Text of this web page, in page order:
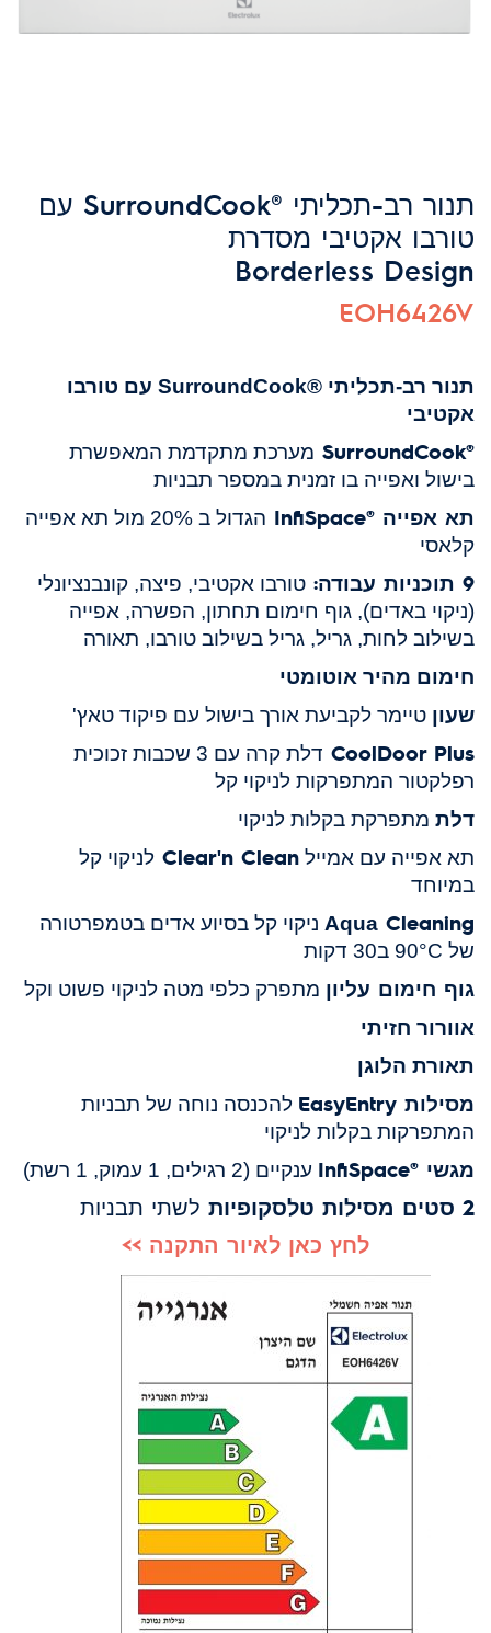
תנור רב-תכליתי ®SurroundCook עם
טורבו אקטיבי מסדרת
Borderless Design
EOH6426V
תנור רב-תכליתי ®SurroundCook
עם טורבו
אקטיבי
®SurroundCook מערכת מתקדמת המאפשרת
בישול ואפייה בו זמנית במספר תבניות
תא אפייה ®InfiSpace
הגדול ב 20% מול תא אפייה
קלאסי
9 תוכניות עבודה:
טורבו אקטיבי, פיצה, קונבנציונלי
(ניקוי באדים), גוף חימום תחתון, הפשרה, אפייה
בשילוב לחות, גריל, גריל בשילוב טורבו, תאורה
חימום מהיר אוטומטי
שעון טיימר לקביעת אורך בישול עם פיקוד טאץ'
CoolDoor Plus
דלת קרה עם 3 שכבות זכוכית
רפלקטור המתפרקות לניקוי קל
דלת מתפרקת בקלות לניקוי
תא אפייה עם אמייל
Clear'n Clean
לניקוי קל
במיוחד
Aqua Cleaning
ניקוי קל בסיוע אדים בטמפרטורה
של
90°C ב30 דקות
גוף חימום עליון מתפרק כלפי מטה לניקוי פשוט וקל
אוורור חזיתי
תאורת הלוגן
מסילות EasyEntry
להכנסה נוחה של תבניות
המתפרקות בקלות לניקוי
מגשי ®InfiSpace ענקיים (2 רגילים, 1 עמוק, 1 רשת)
2 סטים מסילות טלסקופיות לשתי תבניות
לחץ כאן לאיור התקנה >>